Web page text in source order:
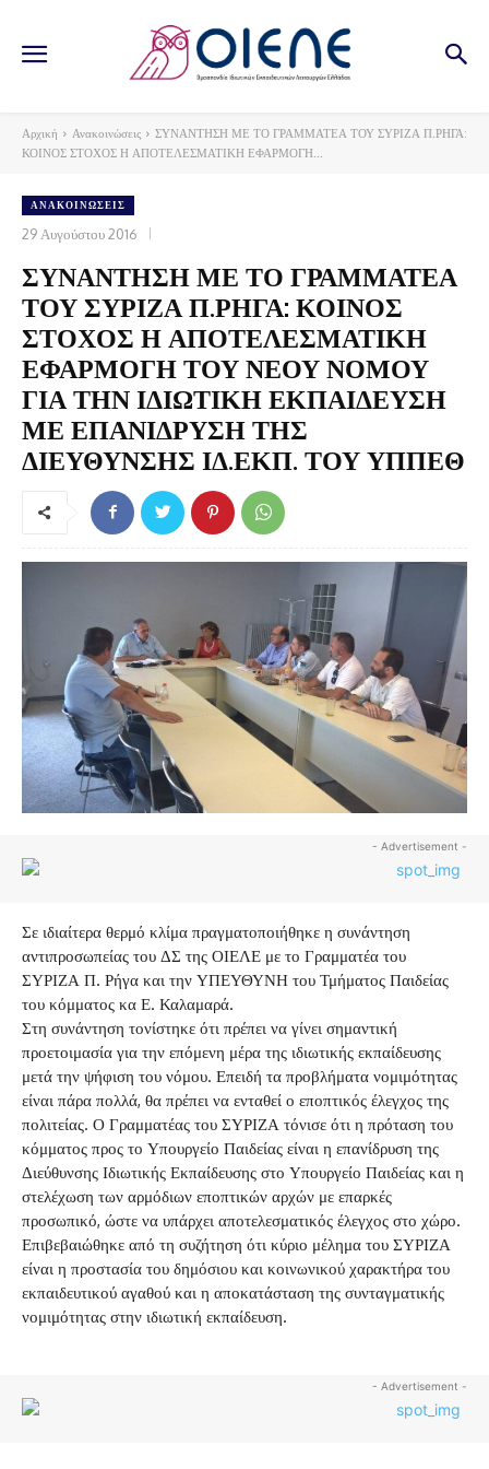
Αρχική Ανακοινώσεις
ΣΥΝΑΝΤΗΣΗ ΜΕ ΤΟ ΓΡΑΜΜΑΤΕΑ ΤΟΥ ΣΥΡΙΖΑ Π.ΡΗΓΑ:
ΚΟΙΝΟΣ ΣΤΟΧΟΣ Η ΑΠΟΤΕΛΕΣΜΑΤΙΚΗ ΕΦΑΡΜΟΓΗ...
ΑΝΑΚΟΙΝΏΣΕΙΣ
29 Αυγούστου 2016
ΣΥΝΑΝΤΗΣΗ ΜΕ ΤΟ ΓΡΑΜΜΑΤΕΑ
ΤΟΥ ΣΥΡΙΖΑ Π.ΡΗΓΑ: ΚΟΙΝΟΣ
ΣΤΟΧΟΣ Η ΑΠΟΤΕΛΕΣΜΑΤΙΚΗ
ΕΦΑΡΜΟΓΗ ΤΟΥ ΝΕΟΥ ΝΟΜΟΥ
ΓΙΑ ΤΗΝ ΙΔΙΩΤΙΚΗ ΕΚΠΑΙΔΕΥΣΗ
ΜΕ ΕΠΑΝΙΔΡΥΣΗ ΤΗΣ
ΔΙΕΥΘΥΝΣΗΣ ΙΔ.ΕΚΠ. ΤΟΥ ΥΠΠΕΘ
- Advertisement -
Σε ιδιαίτερα θερμό κλίμα πραγματοποιήθηκε η συνάντηση
αντιπροσωπείας του ΔΣ της ΟΙΕΛΕ με το Γραμματέα του
ΣΥΡΙΖΑ Π. Ρήγα και την ΥΠΕΥΘΥΝΗ του Τμήματος Παιδείας
του κόμματος κα Ε. Καλαμαρά.
Στη συνάντηση τονίστηκε ότι πρέπει να γίνει σημαντική
προετοιμασία για την επόμενη μέρα της ιδιωτικής εκπαίδευσης
μετά την ψήφιση του νόμου. Επειδή τα προβλήματα νομιμότητας
είναι πάρα πολλά, θα πρέπει να ενταθεί ο εποπτικός έλεγχος της
πολιτείας. Ο Γραμματέας του ΣΥΡΙΖΑ τόνισε ότι η πρόταση του
κόμματος προς το Υπουργείο Παιδείας είναι η επανίδρυση της
Διεύθυνσης Ιδιωτικής Εκπαίδευσης στο Υπουργείο Παιδείας και η
στελέχωση των αρμόδιων εποπτικών αρχών με επαρκές
προσωπικό, ώστε να υπάρχει αποτελεσματικός έλεγχος στο χώρο.
Επιβεβαιώθηκε από τη συζήτηση ότι κύριο μέλημα του ΣΥΡΙΖΑ
είναι η προστασία του δημόσιου και κοινωνικού χαρακτήρα του
εκπαιδευτικού αγαθού και η αποκατάσταση της συνταγματικής
νομιμότητας στην ιδιωτική εκπαίδευση.
- Advertisement -